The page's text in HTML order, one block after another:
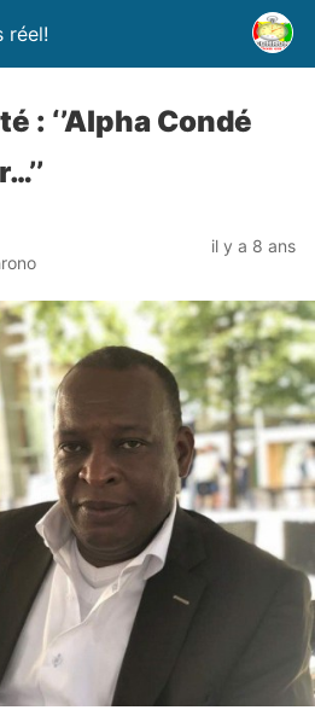
réel!
: ‘’Alpha Condé
il y a 8 ans